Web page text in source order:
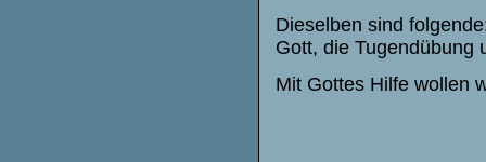
Dieselben sind
Gott, die Tugendübung
Mit Gottes Hilfe wollen